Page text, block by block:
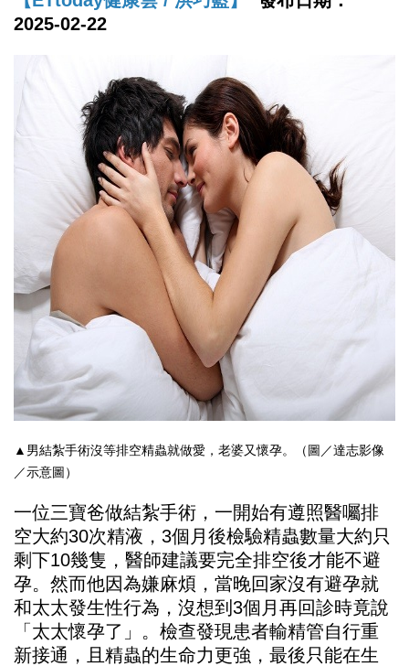
2025-02-22
▲男結紮手術沒等排空精蟲就做愛，老婆又懷孕。（圖／達志影像
／示意圖）
一位三寶爸做結紮手術，一開始有遵照醫囑排
空大約30次精液，3個月後檢驗精蟲數量大約只
剩下10幾隻，醫師建議要完全排空後才能不避
孕。然而他因為嫌麻煩，當晚回家沒有避孕就
和太太發生性行為，沒想到3個月再回診時竟說
「太太懷孕了」。檢查發現患者輸精管自行重
新接通，且精蟲的生命力更強，最後只能在生